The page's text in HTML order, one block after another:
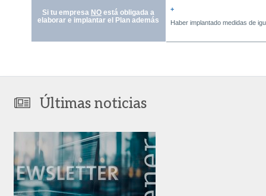
Si tu empresa NO está obligada a
elaborar e implantar el
Plan además
+
Haber implantado medidas de
Últimas noticias